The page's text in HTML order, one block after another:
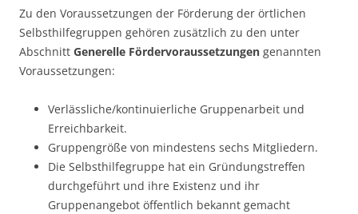
Zu den Voraussetzungen der Förderung der örtlichen
Selbsthilfegruppen gehören zusätzlich zu den unter
Abschnitt Generelle Fördervoraussetzungen genannten
Voraussetzungen:
Verlässliche/kontinuierliche Gruppenarbeit und
Erreichbarkeit.
Gruppengröße von mindestens sechs Mitgliedern.
Die Selbsthilfegruppe hat ein Gründungstreffen
durchgeführt und ihre Existenz und ihr
Gruppenangebot öffentlich bekannt gemacht